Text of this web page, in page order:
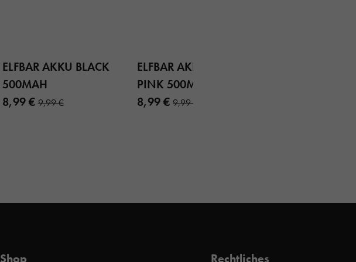
ELFBAR AKKU BLACK
500MAH
8,99 €9,99 €
ELFBAR AKKU AURORA
PINK 500MAH
8,99 €9,99 €
Shop Rechtliches